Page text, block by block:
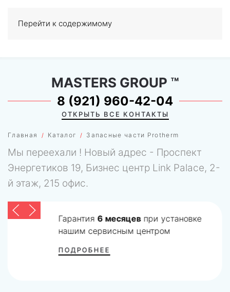
Перейти к содержимому
0
Главная Каталог Запасные части Protherm
MASTERS GROUP ™
8 (921) 960-42-04
ОТКРЫТЬ ВСЕ КОНТАКТЫ
Мы переехали ! Новый адрес - Проспект
Энергетиков 19, Бизнес центр Link Palace, 2-
й этаж, 215 офис.
Гарантия 6 месяцевпри установке
нашим сервисным центром
ПОДРОБНЕЕ